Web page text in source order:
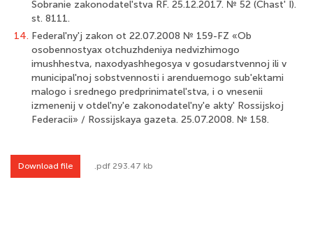
Sobranie zakonodatel'stva RF. 25.12.2017. № 52 (Chast' I).
st. 8111.
14. Federal'ny'j zakon ot 22.07.2008 № 159-FZ «Ob
osobennostyax otchuzhdeniya nedvizhimogo
imushhestva, naxodyashhegosya v gosudarstvennoj ili v
municipal'noj sob­stvennosti i arenduemogo sub'ektami
malogo i srednego predprinimatel'stva, i o vnesenii
izmenenij v otdel'ny'e zakonodatel'ny'e akty' Rossijskoj
Federacii» / Rossijskaya gazeta. 25.07.2008. № 158.
Download file .pdf 293.47 kb